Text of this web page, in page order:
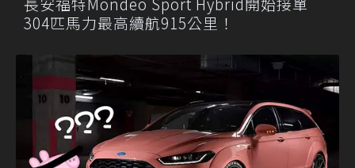
304匹馬力最高續航915公里！